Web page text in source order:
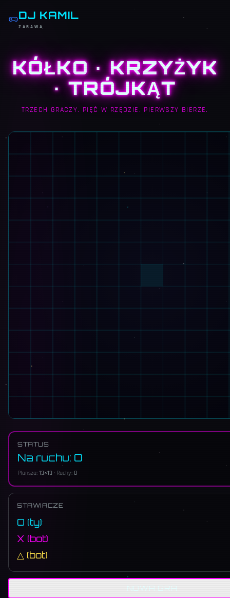
DJ KAMIL
ZABAWA
KÓŁKO · KRZYŻYK
· TRÓJKĄT
TRZECH GRACZY. PIĘĆ W RZĘDZIE. PIERWSZY BIERZE.
STATUS
Na ruchu: O
Plansza: 13×13 · Ruchy: 0
STAWIACZE
O (ty)
X (bot)
△ (bot)
NOWA GRA